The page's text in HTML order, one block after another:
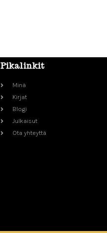
Pikalinkit
Minä
Kirjat
Blogi
Julkaisut
Ota yhteyttä